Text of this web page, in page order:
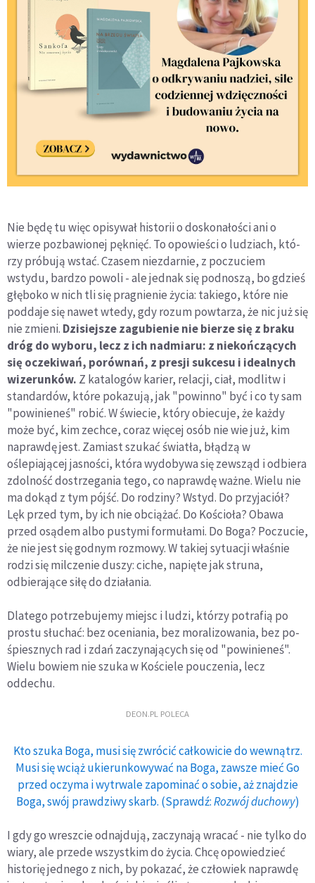
Nie będę tu więc opisywał historii o doskonałości ani o
wierze pozbawionej pęknięć. To opowieści o ludziach, któ­
rzy próbują wstać. Czasem niezdarnie, z poczuciem
wstydu, bardzo powoli - ale jednak się podnoszą, bo gdzieś
głęboko w nich tli się pragnienie życia: takiego, które nie
poddaje się nawet wtedy, gdy rozum powtarza, że nic już się
nie zmieni. Dzisiejsze zagubienie nie bierze się z braku
dróg do wy­boru, lecz z ich nadmiaru: z niekończących
się oczekiwań, porównań, z presji sukcesu i idealnych
wizerunków. Z ka­talogów karier, relacji, ciał, modlitw i
standardów, które pokazują, jak "powinno" być i co ty sam
"powinieneś" robić. W świecie, który obiecuje, że każdy
może być, kim zechce, coraz więcej osób nie wie już, kim
naprawdę jest. Zamiast szukać światła, błądzą w
oślepiającej jasności, która wy­dobywa się zewsząd i odbiera
zdolność dostrzegania tego, co naprawdę ważne. Wielu nie
ma dokąd z tym pójść. Do rodziny? Wstyd. Do przyjaciół?
Lęk przed tym, by ich nie obciążać. Do Kościoła? Obawa
przed osądem albo pustymi formułami. Do Boga? Poczucie,
że nie jest się godnym roz­mowy. W takiej sytuacji właśnie
rodzi się milczenie duszy: ciche, napięte jak struna,
odbierające siłę do działania.
Dlatego potrzebujemy miejsc i ludzi, którzy potrafią po
prostu słuchać: bez oceniania, bez moralizowania, bez po­
śpiesznych rad i zdań zaczynających się od "powinieneś".
Wielu bowiem nie szuka w Kościele pouczenia, lecz
oddechu.
DEON.PL POLECA
Kto szuka Boga, musi się zwrócić całkowicie do wewnątrz.
Musi się wciąż ukierunkowywać na Boga, zawsze mieć Go
przed oczyma i wytrwale zapominać o sobie, aż znajdzie
Boga, swój prawdziwy skarb. (Sprawdź:Rozwój duchowy)
I gdy go wreszcie odnajdują, zaczynają wracać - nie tylko do
wiary, ale przede wszystkim do życia. Chcę opowiedzieć
historię jednego z nich, by pokazać, że człowiek naprawdę